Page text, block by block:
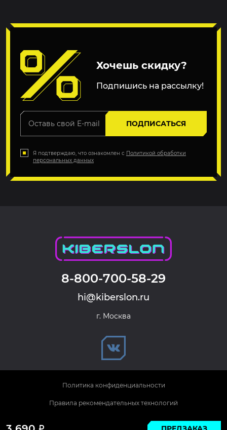
Р
Хочешь скидку?
Подпишись на рассылку!
ПОДПИСАТЬСЯ
Я подтверждаю, что ознакомлен с Политикой обработки
персональных данных
8-800-700-58-29
hi@kiberslon.ru
г. Москва
© 2026 KIBERSLON. Все права защищены.
Политика конфиденциальности
Правила рекомендательных технологий